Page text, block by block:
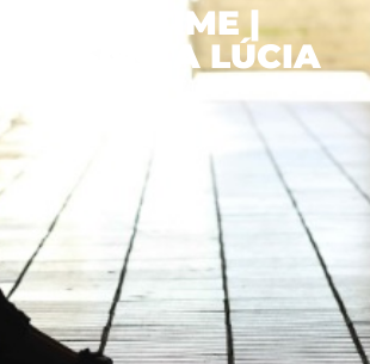
GPS LIFETIME |
SANTA LÚCIA